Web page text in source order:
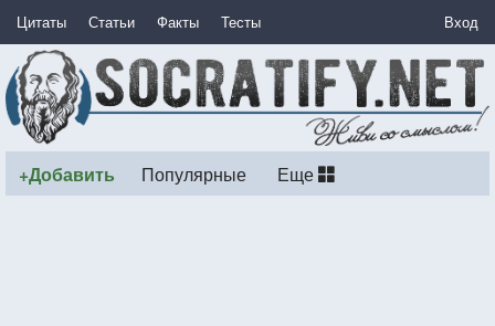
Цитаты Статьи Факты Тесты Вход
+Добавить Популярные Еще